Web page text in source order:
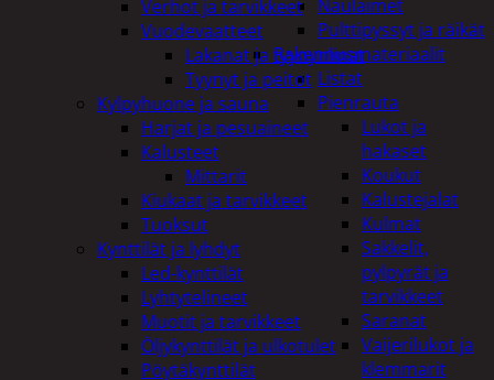
Naulaimet
Pulttipyssyt ja räikät
Rakennusmateriaalit
Listat
Pienrauta
Lukot ja
hakaset
Koukut
Kalustejalat
Kulmat
Sakkelit,
pylpyrät ja
tarvikkeet
Saranat
Vaijerilukot ja
klemmarit
Verhot ja tarvikkeet
Vuodevaatteet
Lakanat ja tyynynlinat
Tyynyt ja peitot
Kylpyhuone ja sauna
Harjat ja pesuaineet
Kalusteet
Mittarit
Kiukaat ja tarvikkeet
Tuoksut
Kynttilät ja lyhdyt
Led-kynttilät
Lyhtytelineet
Muotit ja tarvikkeet
Öljykynttilät ja ulkotulet
Pöytäkynttilät